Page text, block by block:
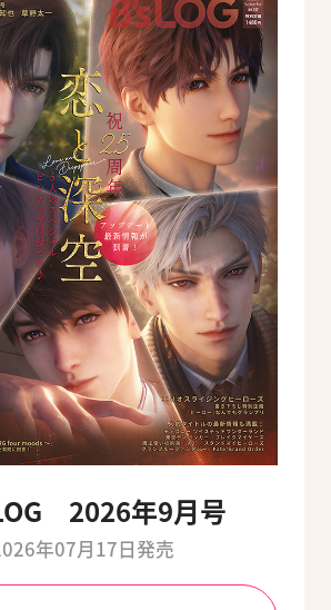
2026年9月号
年07月17日発売